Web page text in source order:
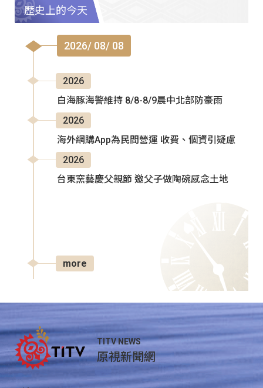
歷史上的今天
2026/ 08/ 08
2026
白海豚海警維持 8/8-8/9晨中北部防豪雨
2026
海外網購App為民間營運 收費、個資引疑慮
2026
台東窯藝慶父親節 邀父子做陶碗感念土地
more
TITV NEWS
原視新聞網